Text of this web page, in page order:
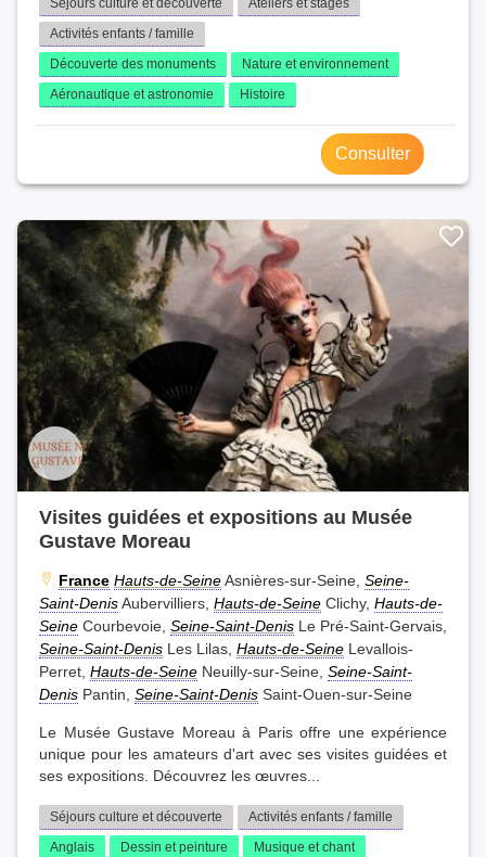
Séjours culture et découverte
Ateliers et stages
Activités enfants / famille
Découverte des monuments
Nature et environnement
Aéronautique et astronomie
Histoire
Consulter
Visites guidées et expositions au Musée
Gustave Moreau
France Hauts-de-SeineAsnières-sur-Seine, Seine-
Saint-DenisAubervilliers, Hauts-de-Seine Clichy, Hauts-de-
Seine Courbevoie, Seine-Saint-Denis Le Pré-Saint-Gervais,
Seine-Saint-Denis Les Lilas, Hauts-de-Seine Levallois-
Perret, Hauts-de-Seine Neuilly-sur-Seine, Seine-Saint-
Denis Pantin, Seine-Saint-Denis Saint-Ouen-sur-Seine
Le Musée Gustave Moreau à Paris offre une expérience
unique pour les amateurs d'art avec ses visites guidées et
ses expositions. Découvrez les œuvres...
Séjours culture et découverte
Activités enfants / famille
Anglais
Dessin et peinture
Musique et chant